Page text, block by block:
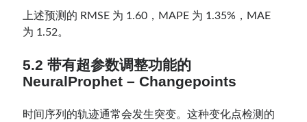
上述预测的 RMSE 为 1.60，MAPE 为 1.35%，MAE
为 1.52。
5.2 带有超参数调整功能的
NeuralProphet – Changepoints
时间序列的轨迹通常会发生突变。这种变化点检测的